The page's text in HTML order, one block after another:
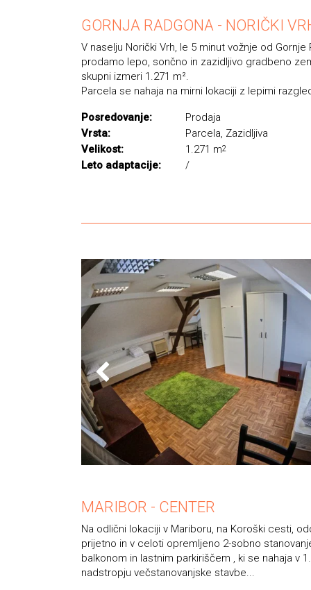
GORNJA RADGONA - NORIČKI
V naselju Norički Vrh, le 5 minut vožnje od Gornje
prodamo lepo, sončno in zazidljivo gradbeno
skupni izmeri 1.271 m².
Parcela se nahaja na mirni lokaciji z lepimi
Posredovanje:
Prodaja
Vrsta:
Parcela, Zazidljiva
Velikost:
1.271 m2
Leto adaptacije: /
MARIBOR - CENTER
Na odlični lokaciji v Mariboru, na Koroški cesti,
prijetno in v celoti opremljeno 2-sobno
balkonom in lastnim parkiriščem , ki se nahaja v 1.
nadstropju večstanovanjske stavbe...